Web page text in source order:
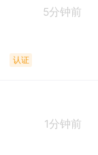
5分钟前
认证
1分钟前